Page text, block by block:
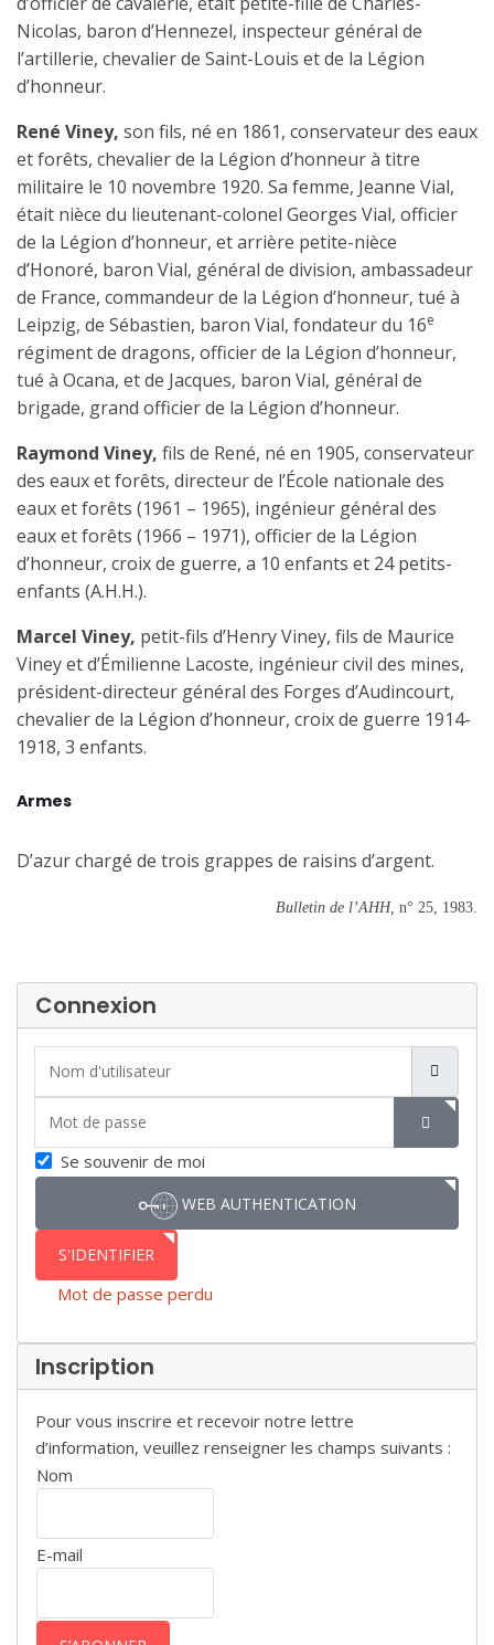
Nicolas, baron d’Hennezel, inspecteur général de
l’artillerie, chevalier de Saint-Louis et de la Légion
d’honneur.
René Viney, son fils, né en 1861, conservateur des eaux
et forêts, chevalier de la Légion d’honneur à titre
militaire le 10 novembre 1920. Sa femme, Jeanne Vial,
était nièce du lieutenant-colonel Georges Vial, officier
de la Légion d’honneur, et arrière petite-nièce
d’Honoré, baron Vial, général de division, ambassadeur
de France, commandeur de la Légion d’honneur, tué à
Leipzig, de Sébastien, baron Vial, fondateur du 16e
régiment de dragons, officier de la Légion d’honneur,
tué à Ocana, et de Jacques, baron Vial, général de
brigade, grand officier de la Légion d’honneur.
Raymond Viney, fils de René, né en 1905, conservateur
des eaux et forêts, directeur de l’École nationale des
eaux et forêts (1961 – 1965), ingénieur général des
eaux et forêts (1966 – 1971), officier de la Légion
d’honneur, croix de guerre, a 10 enfants et 24 petits-
enfants (A.H.H.).
Marcel Viney, petit-fils d’Henry Viney, fils de Maurice
Viney et d’Émilienne Lacoste, ingénieur civil des mines,
président-directeur général des Forges d’Audincourt,
chevalier de la Légion d’honneur, croix de guerre 1914-
1918, 3 enfants.
Armes
D’azur chargé de trois grappes de raisins d’argent.
Bulletin de l’AHH, n° 25, 1983.
Connexion
SHOW
Se souvenir de moi
WEB AUTHENTICATION
S'IDENTIFIER
Mot de passe perdu
Inscription
Pour vous inscrire et recevoir notre lettre
d’information, veuillez renseigner les champs suivants :
Nom
E-mail